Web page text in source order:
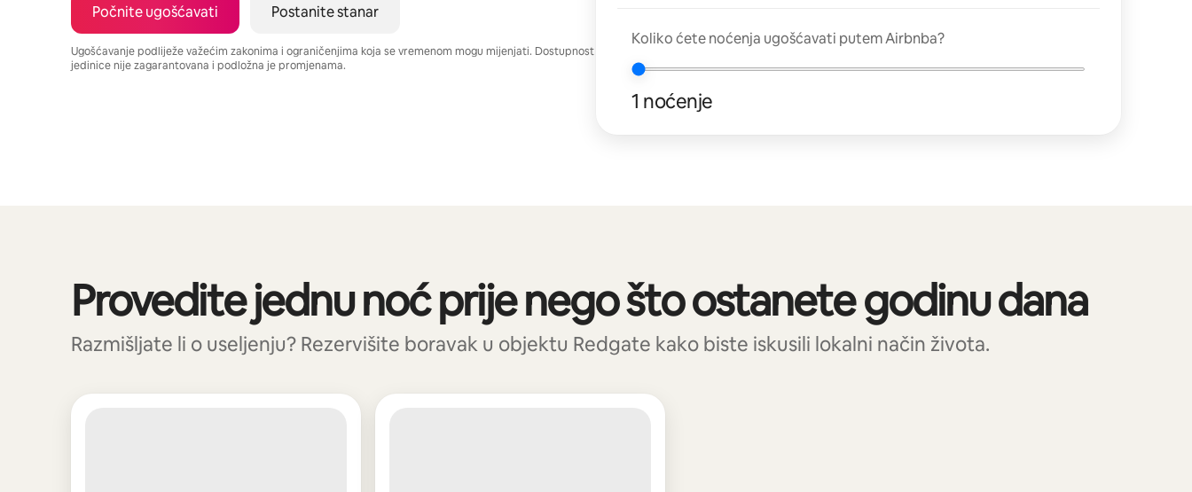
Počnite ugošćavati Postanite stanar
Ugošćavanje podliježe važećim zakonima i ograničenjima koja se vremenom mogu mijenjati. Dostupnost
jedinice nije zagarantovana i podložna je promjenama.
Koliko ćete noćenja ugošćavati putem Airbnba?
1 noćenje
Provedite jednu noć prije nego što ostanete godinu dana
Razmišljate li o useljenju? Rezervišite boravak u objektu Redgate kako biste iskusili lokalni način života.
Prikazano 0 od 0 stavki